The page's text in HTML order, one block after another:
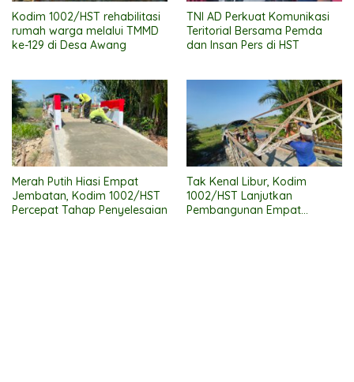
Kodim 1002/HST rehabilitasi
rumah warga melalui TMMD
ke-129 di Desa Awang
TNI AD Perkuat Komunikasi
Teritorial Bersama Pemda
dan Insan Pers di HST
Merah Putih Hiasi Empat
Jembatan, Kodim 1002/HST
Percepat Tahap Penyelesaian
Tak Kenal Libur, Kodim
1002/HST Lanjutkan
Pembangunan Empat